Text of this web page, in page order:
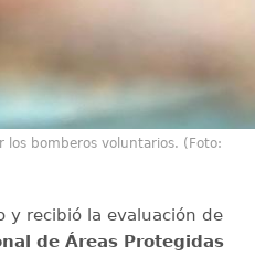
los bomberos voluntarios. (Foto:
y recibió la evaluación de
de Áreas Protegidas